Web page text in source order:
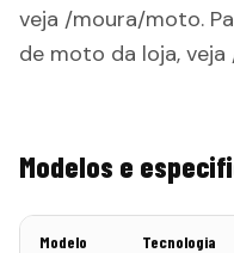
veja /moura/moto.
de moto da loja,
Modelos e
Modelo Tecnologia